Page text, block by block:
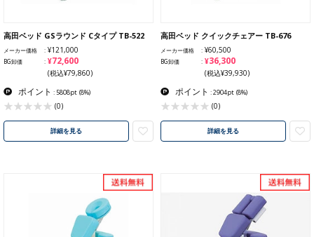
高田ベッド GSラウンド Cタイプ TB-522
メーカー価格 ¥121,000
BG卸価 ¥72,600
(税込¥79,860)
ポイント : 5808pt (8%)
(0)
詳細を見る
高田ベッド クイックチェアー TB-676
メーカー価格 ¥60,500
BG卸価 ¥36,300
(税込¥39,930)
ポイント : 2904pt (8%)
(0)
詳細を見る